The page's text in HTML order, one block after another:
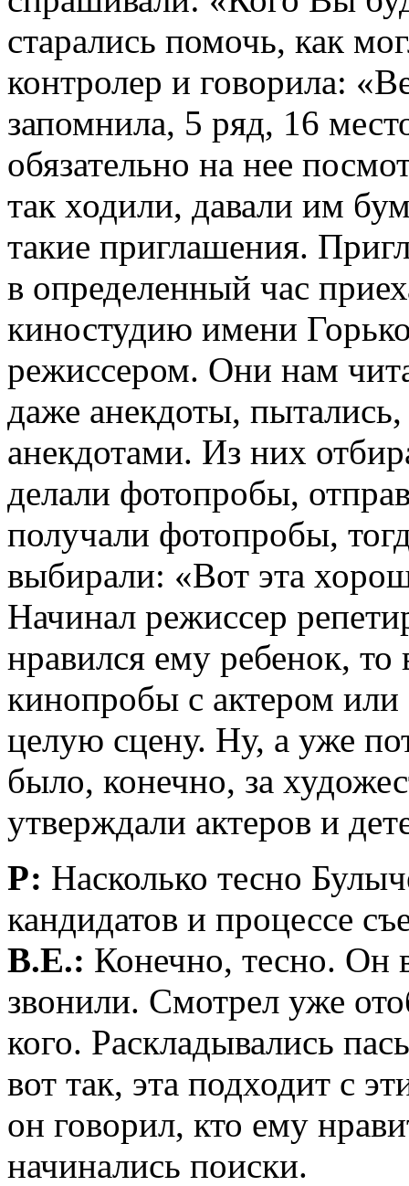
старались помочь, как
контролер и говорила:
запомнила, 5 ряд, 16
обязательно на нее
так ходили, давали им
такие приглашения.
в определенный час
киностудию имени
режиссером. Они нам
даже анекдоты,
анекдотами. Из них
делали фотопробы,
получали фотопробы,
выбирали: «Вот эта
Начинал режиссер
нравился ему ребенок,
кинопробы с актером
целую сцену. Ну, а уже
было, конечно, за
утверждали актеров и
Р: Насколько тесно
кандидатов и процессе
В.Е.: Конечно, тесно. Он
звонили. Смотрел уже
кого. Раскладывались
вот так, эта подходит с
он говорил, кто ему
начинались поиски.